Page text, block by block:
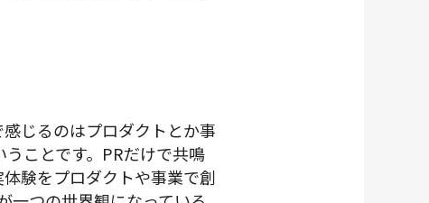
じるのはプロダクトとか事
ことです。PRだけで共鳴
験をプロダクトや事業で創